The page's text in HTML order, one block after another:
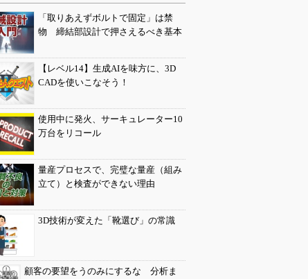
「取りあえずボルトで固定」は禁
物 締結部設計で押さえるべき基本
【レベル14】生成AIを味方に、3D
CADを使いこなそう！
使用中に発火、サーキュレーター10
万台をリコール
量産プロセスで、完璧な量産（組み
立て）と検査ができない理由
3D技術が変えた「靴選び」の常識
顧客の要望をうのみにするな 分析ま